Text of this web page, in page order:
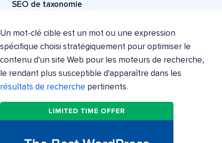
SEO de taxonomie
Un mot-clé cible est un mot ou une expression
spécifique choisi stratégiquement pour optimiser le
contenu d'un site Web pour les moteurs de recherche,
le rendant plus susceptible d'apparaître dans les
résultats de recherche pertinents.